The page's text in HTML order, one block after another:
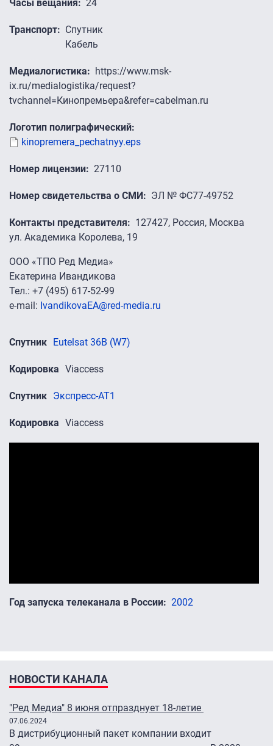
Часы вещания 24
Транспорт
Спутник
Кабель
Медиалогистика
https://www.msk-
ix.ru/medialogistika/request?
tvchannel=Кинопремьера&refer=cabelman.ru
Логотип полиграфический
kinopremera_pechatnyy.eps
Номер лицензии 27110
Номер свидетельства о СМИ ЭЛ № ФС77-49752
Контакты представителя
127427, Россия, Москва
ул. Академика Королева, 19
ООО «ТПО Ред Медиа»
Екатерина Ивандикова
Тел.: +7 (495) 617-52-99
e-mail: IvandikovaEA@red-media.ru
Спутник Eutelsat 36B (W7)
Кодировка Viaccess
Спутник Экспресс-АТ1
Кодировка Viaccess
Год запуска телеканала в России 2002
НОВОСТИ КАНАЛА
"Ред Медиа" 8 июня отпразднует 18-летие
07.06.2024
В дистрибуционный пакет компании входит